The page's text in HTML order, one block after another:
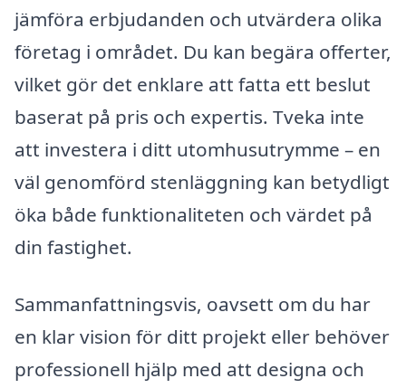
jämföra erbjudanden och utvärdera olika
företag i området. Du kan begära offerter,
vilket gör det enklare att fatta ett beslut
baserat på pris och expertis. Tveka inte
att investera i ditt utomhusutrymme – en
väl genomförd stenläggning kan betydligt
öka både funktionaliteten och värdet på
din fastighet.
Sammanfattningsvis, oavsett om du har
en klar vision för ditt projekt eller behöver
professionell hjälp med att designa och